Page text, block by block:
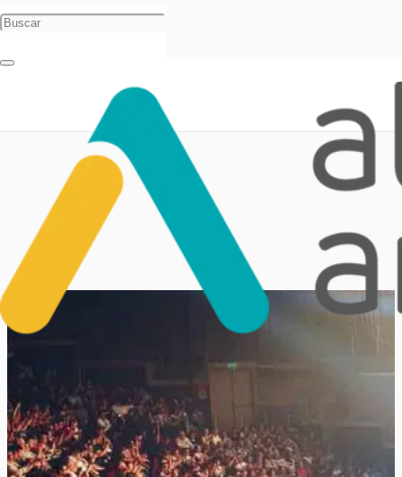
Inicio
Novedades
Protocolos para los teatros en Carlos Paz